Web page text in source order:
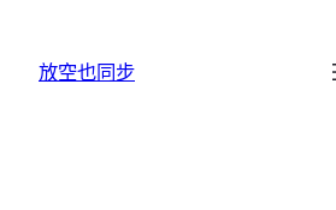
放空也同步